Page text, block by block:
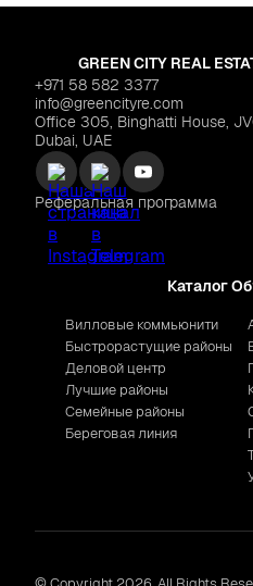
GREEN CITY REAL
+971 58 582 3377
info@greencityre.com
Office 305, Binghatti House,
Dubai, UAE
Реферальная программа
Каталог
Вилловые коммьюнити
Быстрорастущие районы
Деловой центр
Лучшие районы
Семейные районы
Береговая линия